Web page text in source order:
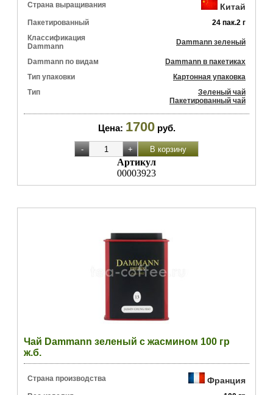
Страна выращивания Китай
Пакетированный
24 пак.2 г
Классификация
Dammann
Dammann зеленый
Dammann по видам
Dammann в пакетиках
Тип упаковки
Картонная упаковка
Тип
Зеленый чай
Пакетированный чай
Цена: 1700 руб.
Артикул
00003923
Чай Dammann зеленый с жасмином 100 гр
ж.б.
Страна производства Франция